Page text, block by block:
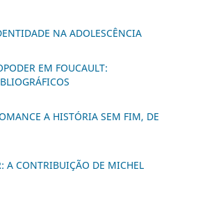
NA ADOLESCÊNCIA
EM FOUCAULT:
A HISTÓRIA SEM FIM, DE
A CONTRIBUIÇÃO DE MICHEL